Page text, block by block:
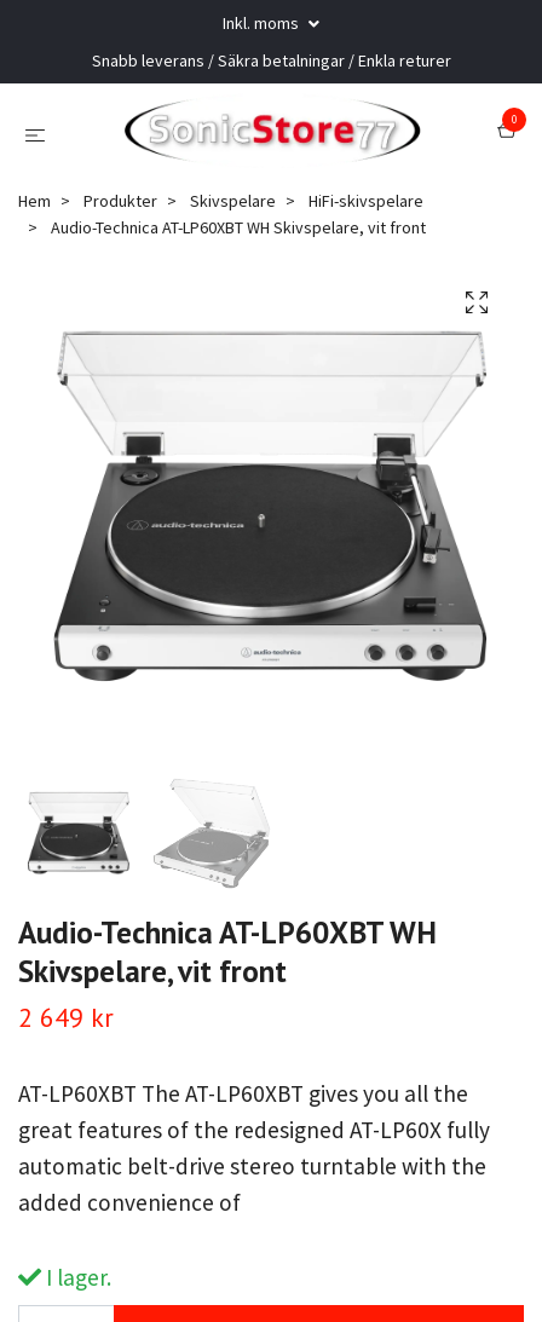
Inkl. moms
Snabb leverans / Säkra betalningar / Enkla returer
0
Hem Produkter Skivspelare
HiFi-skivspelare
Audio-Technica AT-LP60XBT WH Skivspelare, vit front
Audio-Technica AT-LP60XBT WH
Skivspelare, vit front
2 649 kr
AT-LP60XBT The AT-LP60XBT gives you all the
great features of the redesigned AT-LP60X fully
automatic belt-drive stereo turntable with the
added convenience of
I lager.